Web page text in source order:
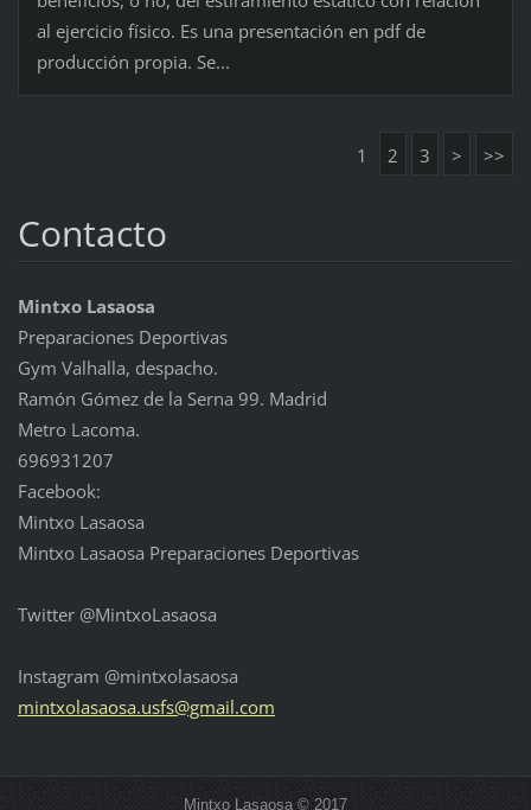
al ejercicio físico. Es una presentación en pdf de
producción propia. Se...
1 2 3 > >>
Contacto
Mintxo Lasaosa
Preparaciones Deportivas
Gym Valhalla, despacho.
Ramón Gómez de la Serna 99. Madrid
Metro Lacoma.
696931207
Facebook:
Mintxo Lasaosa
Mintxo Lasaosa Preparaciones Deportivas
Twitter @MintxoLasaosa
Instagram @mintxolasaosa
mintxolasaosa.usfs@gmail.com
Mintxo Lasaosa © 2017